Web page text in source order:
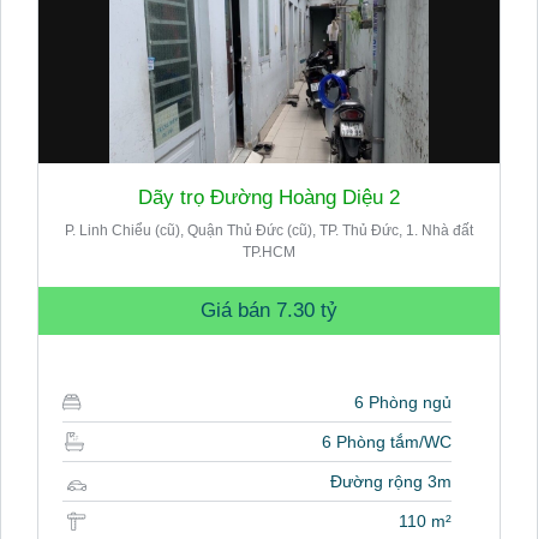
Dãy trọ Đường Hoàng Diệu 2
P. Linh Chiểu (cũ), Quận Thủ Đức (cũ), TP. Thủ Đức, 1. Nhà đất
TP.HCM
Giá bán 7.30 tỷ
6 Phòng ngủ
6 Phòng tắm/WC
Đường rộng 3m
110 m²